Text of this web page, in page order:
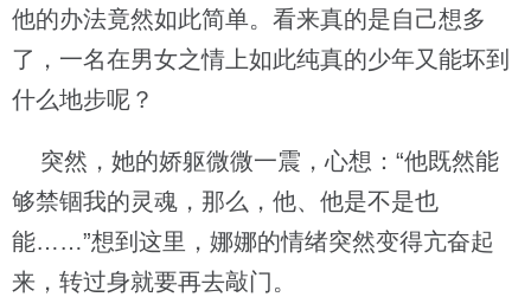
他的办法竟然如此简单。看来真的是自己想多
了，一名在男女之情上如此纯真的少年又能坏到
什么地步呢？
突然，她的娇躯微微一震，心想：“他既然能
够禁锢我的灵魂，那么，他、他是不是也
能……”想到这里，娜娜的情绪突然变得亢奋起
来，转过身就要再去敲门。